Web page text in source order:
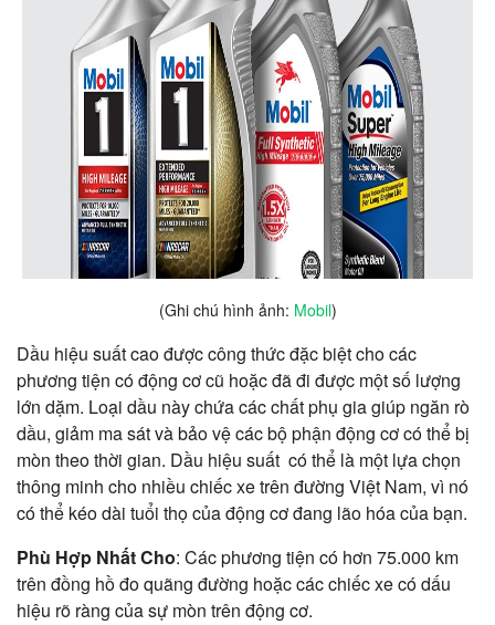
(Ghi chú hình ảnh: Mobil)
Dầu hiệu suất cao được công thức đặc biệt cho các
phương tiện có động cơ cũ hoặc đã đi được một số lượng
lớn dặm. Loại dầu này chứa các chất phụ gia giúp ngăn rò
dầu, giảm ma sát và bảo vệ các bộ phận động cơ có thể bị
mòn theo thời gian. Dầu hiệu suất có thể là một lựa chọn
thông minh cho nhiều chiếc xe trên đường Việt Nam, vì nó
có thể kéo dài tuổi thọ của động cơ đang lão hóa của bạn.
Phù Hợp Nhất Cho: Các phương tiện có hơn 75.000 km
trên đồng hồ đo quãng đường hoặc các chiếc xe có dấu
hiệu rõ ràng của sự mòn trên động cơ.